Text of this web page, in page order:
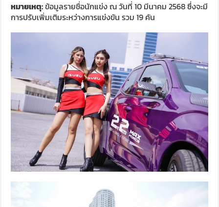
หมายเหตุ:ข้อมูลรายชื่อนักแข่ง ณ วันที่ 10 มีนาคม 2568 ซึ่งจะมี
การปรับเพิ่มเติมระหว่างการแข่งขัน รวม 19 คัน